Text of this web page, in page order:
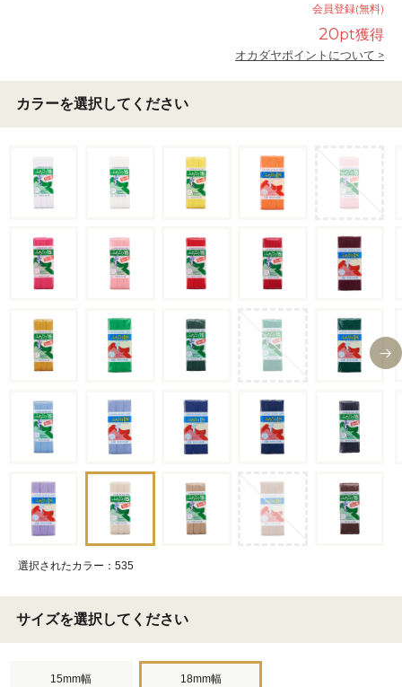
会員登録(無料)
20pt獲得
オカダヤポイントについて >
カラーを選択してください
選択されたカラー：535
サイズを選択してください
15mm幅 18mm幅